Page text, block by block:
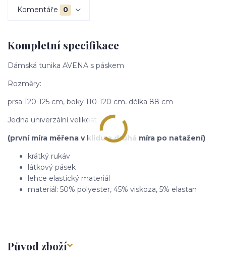
Komentáře 0
Kompletní specifikace
Dámská tunika AVENA s páskem
Rozměry:
prsa 120-125 cm, boky 110-120 cm, délka 88 cm
Jedna univerzální velikost
(první míra měřena v klidu a druhá míra po natažení)
krátký rukáv
látkový pásek
lehce elastický materiál
materiál: 50% polyester, 45% viskoza, 5% elastan
Původ zboží